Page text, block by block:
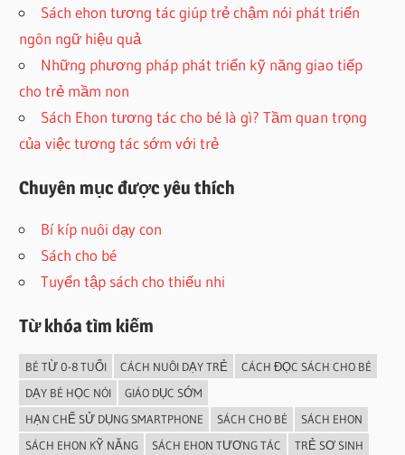
Sách ehon tương tác giúp trẻ chậm nói phát triển
ngôn ngữ hiệu quả
Những phương pháp phát triển kỹ năng giao tiếp
cho trẻ mầm non
Sách Ehon tương tác cho bé là gì? Tầm quan trọng
của việc tương tác sớm với trẻ
Chuyên mục được yêu thích
Bí kíp nuôi dạy con
Sách cho bé
Tuyển tập sách cho thiếu nhi
Từ khóa tìm kiếm
BÉ TỪ 0-8 TUỔI CÁCH NUÔI DẠY TRẺ
CÁCH ĐỌC SÁCH CHO BÉ
DẠY BÉ HỌC NÓI
GIÁO DỤC SỚM
HẠN CHẾ SỬ DỤNG SMARTPHONE
SÁCH CHO BÉ
SÁCH EHON
SÁCH EHON KỸ NĂNG
SÁCH EHON TƯƠNG TÁC TRẺ SƠ SINH